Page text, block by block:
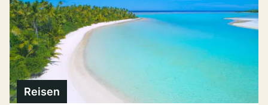
Reisen